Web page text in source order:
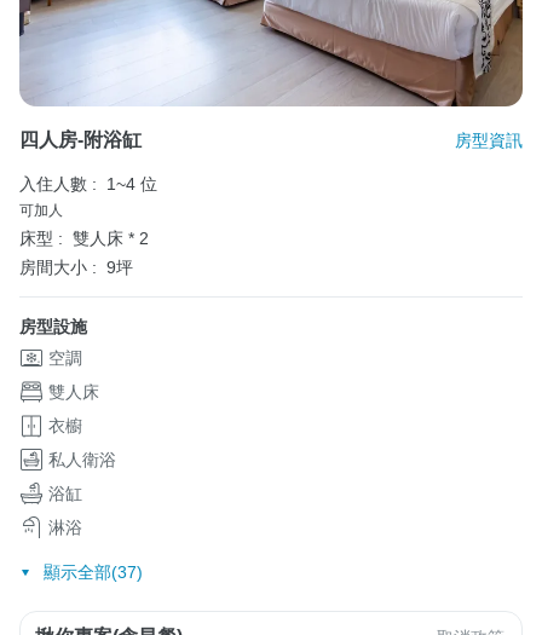
四人房-附浴缸 房型資訊
入住人數 : 1~4 位
可加人
床型 : 雙人床 * 2
房間大小 : 9坪
房型設施
空調
雙人床
衣櫥
私人衛浴
浴缸
淋浴
顯示全部(37)